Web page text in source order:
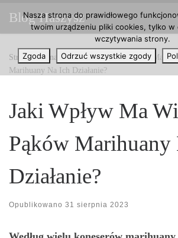
Przejdź do treści
Blog Haszysz
Strona główna » Marihuana » Jaki Wpływ Ma
Marihuany Na Ich Działanie?
Jaki Wpływ Ma
Pąków Marihuany
Działanie?
Opublikowano 31 sierpnia 2023
Nasza strona do prawidłowego
twoim urządzeniu pliki cookies, tylko w
wczytywania strony.
Zgoda
Odrzuć wszystkie zgody